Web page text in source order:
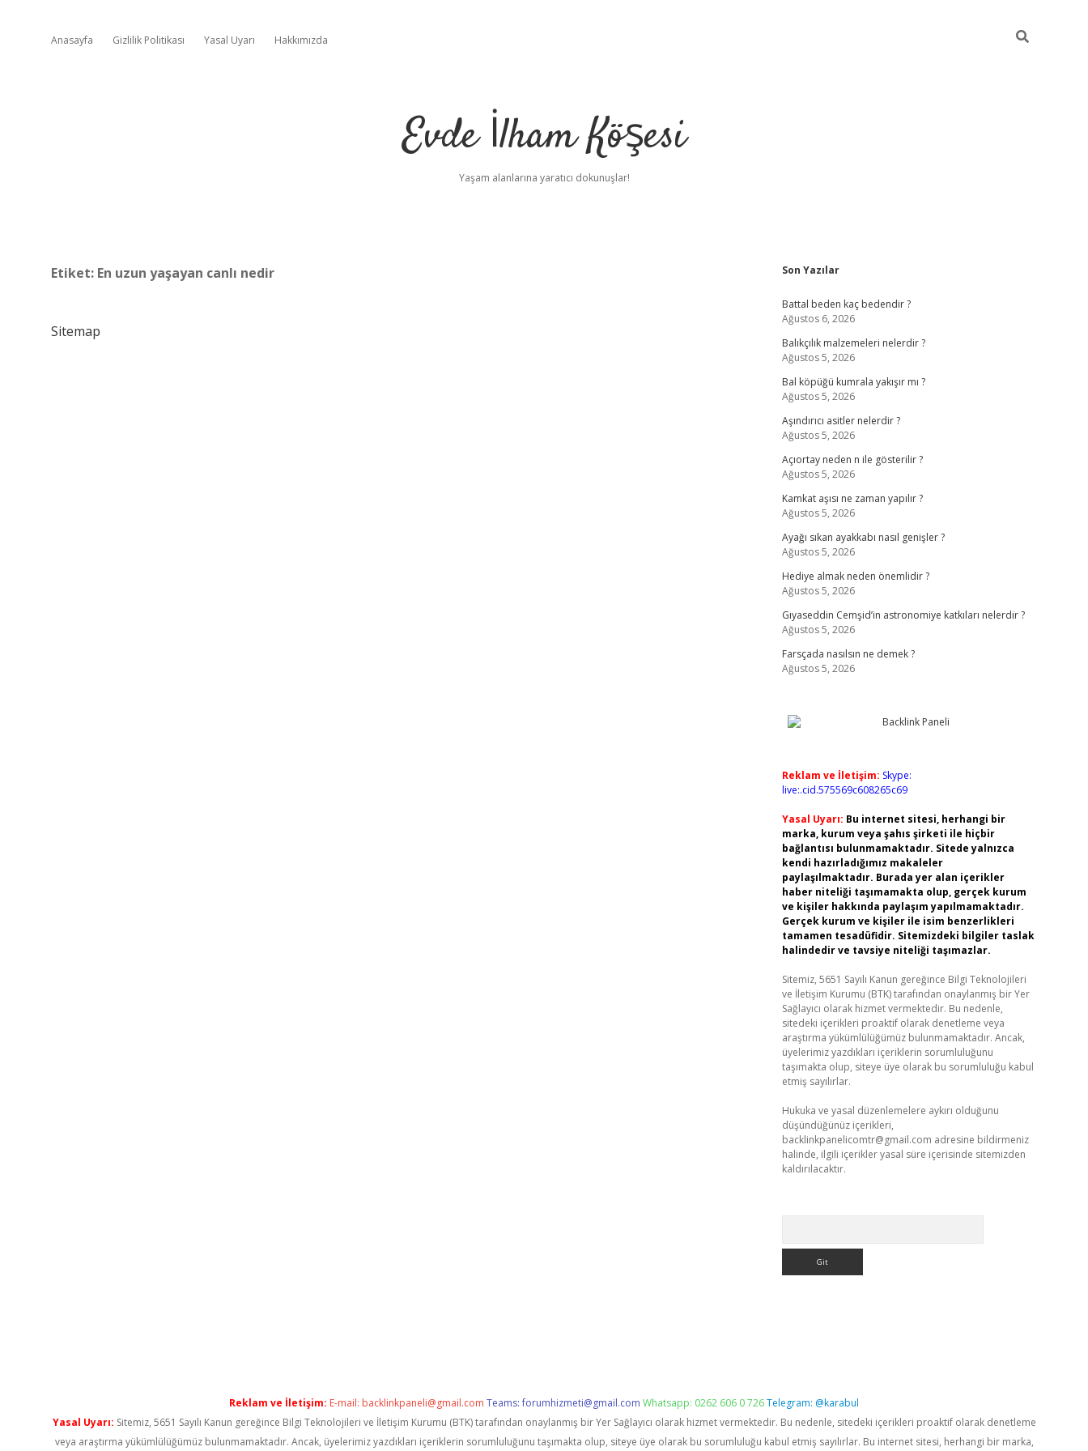
Anasayfa Gizlilik Politikası Yasal Uyarı Hakkımızda
Evde İlham Köşesi
Yaşam alanlarına yaratıcı dokunuşlar!
Etiket: En uzun yaşayan canlı nedir
Sitemap
Sidebar
Son Yazılar
Battal beden kaç bedendir ?
Ağustos 6, 2026
Balıkçılık malzemeleri nelerdir ?
Ağustos 5, 2026
Bal köpüğü kumrala yakışır mı ?
Ağustos 5, 2026
Aşındırıcı asitler nelerdir ?
Ağustos 5, 2026
Açıortay neden n ile gösterilir ?
Ağustos 5, 2026
Kamkat aşısı ne zaman yapılır ?
Ağustos 5, 2026
Ayağı sıkan ayakkabı nasıl genişler ?
Ağustos 5, 2026
Hediye almak neden önemlidir ?
Ağustos 5, 2026
Gıyaseddin Cemşid’in astronomiye katkıları nelerdir ?
Ağustos 5, 2026
Farsçada nasılsın ne demek ?
Ağustos 5, 2026
Reklam ve İletişim: Skype:
live:.cid.575569c608265c69
Yasal Uyarı: Bu internet sitesi, herhangi bir
marka, kurum veya şahıs şirketi ile hiçbir
bağlantısı bulunmamaktadır. Sitede yalnızca
kendi hazırladığımız makaleler
paylaşılmaktadır. Burada yer alan içerikler
haber niteliği taşımamakta olup, gerçek kurum
ve kişiler hakkında paylaşım yapılmamaktadır.
Gerçek kurum ve kişiler ile isim benzerlikleri
tamamen tesadüfidir. Sitemizdeki bilgiler taslak
halindedir ve tavsiye niteliği taşımazlar.
Sitemiz, 5651 Sayılı Kanun gereğince Bilgi Teknolojileri
ve İletişim Kurumu (BTK) tarafından onaylanmış bir Yer
Sağlayıcı olarak hizmet vermektedir. Bu nedenle,
sitedeki içerikleri proaktif olarak denetleme veya
araştırma yükümlülüğümüz bulunmamaktadır. Ancak,
üyelerimiz yazdıkları içeriklerin sorumluluğunu
taşımakta olup, siteye üye olarak bu sorumluluğu kabul
etmiş sayılırlar.
Hukuka ve yasal düzenlemelere aykırı olduğunu
düşündüğünüz içerikleri,
backlinkpanelicomtr@gmail.com adresine bildirmeniz
halinde, ilgili içerikler yasal süre içerisinde sitemizden
kaldırılacaktır.
Reklam ve İletişim: E-mail: backlinkpaneli@gmail.com Teams:forumhizmeti@gmail.com Whatsapp: 0262 606 0 726Telegram: @karabul
Yasal Uyarı: Sitemiz, 5651 Sayılı Kanun gereğince Bilgi Teknolojileri ve İletişim Kurumu (BTK) tarafından onaylanmış bir Yer Sağlayıcı olarak hizmet vermektedir. Bu nedenle, sitedeki içerikleri proaktif olarak denetleme
veya araştırma yükümlülüğümüz bulunmamaktadır. Ancak, üyelerimiz yazdıkları içeriklerin sorumluluğunu taşımakta olup, siteye üye olarak bu sorumluluğu kabul etmiş sayılırlar. Bu internet sitesi, herhangi bir marka,